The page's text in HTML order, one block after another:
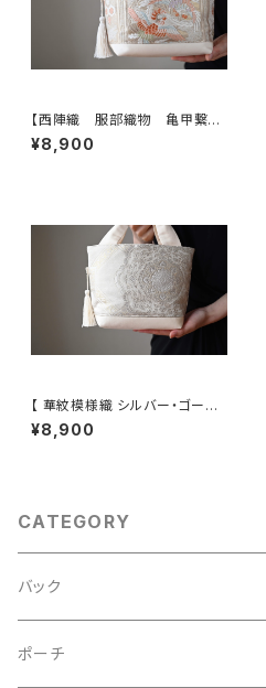
【西陣織 服部織物 亀甲繋ぎ
に鳳凰・花模様 帯リメイク ト
ートバッグ】日常使い、結婚式、パ
¥8,900
【 華紋模様織 シルバー・ゴール
ド 帯リメイク トート型バッグ】
日常使い、結婚式、パーティー、
¥8,900
CATEGORY
バック
2Wayクラッチバッグ＆ハンドバッグ
ポーチ